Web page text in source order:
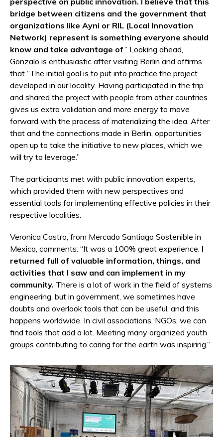
bridge between citizens and the government that
organizations like Ayni or RIL (Local Innovation
Network) represent is something everyone should
know and take advantage of.” Looking ahead,
Gonzalo is enthusiastic after visiting Berlin and affirms
that “The initial goal is to put into practice the project
developed in our locality. Having participated in the trip
and shared the project with people from other countries
gives us extra validation and more energy to move
forward with the process of materializing the idea. After
that and the connections made in Berlin, opportunities
open up to take the initiative to new places, which we
will try to leverage.”
The participants met with public innovation experts,
which provided them with new perspectives and
essential tools for implementing effective policies in their
respective localities.
Veronica Castro, from Mercado Santiago Sostenible in
Mexico, comments: “It was a 100% great experience. I
returned full of valuable information, things, and
activities that I saw and can implement in my
community. There is a lot of work in the field of systems
engineering, but in government, we sometimes have
doubts and overlook tools that can be useful, and this
happens worldwide. In civil associations, NGOs, we can
find tools that add a lot. Meeting many organized youth
groups contributing to caring for the earth was inspiring.”